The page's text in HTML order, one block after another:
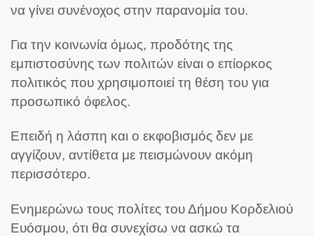
να γίνει συνένοχος στην παρανομία του.
Για την κοινωνία όμως, προδότης της
εμπιστοσύνης των πολιτών είναι ο επίορκος
πολιτικός που χρησιμοποιεί τη θέση του για
προσωπικό όφελος.
Επειδή η λάσπη και ο εκφοβισμός δεν με
αγγίζουν, αντίθετα με πεισμώνουν ακόμη
περισσότερο.
Ενημερώνω τους πολίτες του Δήμου Κορδελιού
Ευόσμου, ότι θα συνεχίσω να ασκώ τα